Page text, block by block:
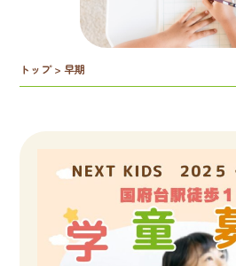
トップ>早期